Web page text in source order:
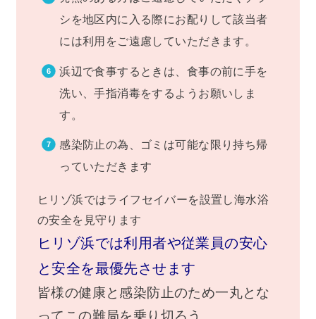
シを地区内に入る際にお配りして該当者
には利用をご遠慮していただきます。
浜辺で食事するときは、食事の前に手を
洗い、手指消毒をするようお願いしま
す。
感染防止の為、ゴミは可能な限り持ち帰
っていただきます
ヒリゾ浜ではライフセイバーを設置し海水浴
の安全を見守ります
ヒリゾ浜では利用者や従業員の安心
と安全を最優先させます
皆様の健康と感染防止のため一丸とな
ってこの難局を乗り切ろう